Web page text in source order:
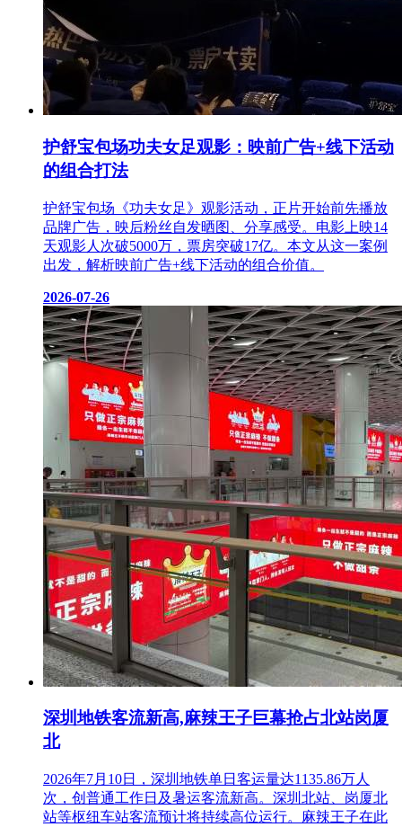
护舒宝包场功夫女足观影：映前广告+线下活动
的组合打法
护舒宝包场《功夫女足》观影活动，正片开始前先播放
品牌广告，映后粉丝自发晒图、分享感受。电影上映14
天观影人次破5000万，票房突破17亿。本文从这一案例
出发，解析映前广告+线下活动的组合价值。
2026-07-26
深圳地铁客流新高,麻辣王子巨幕抢占北站岗厦
北
2026年7月10日，深圳地铁单日客运量达1135.86万人
次，创普通工作日及暑运客流新高。深圳北站、岗厦北
站等枢纽车站客流预计将持续高位运行。麻辣王子在此